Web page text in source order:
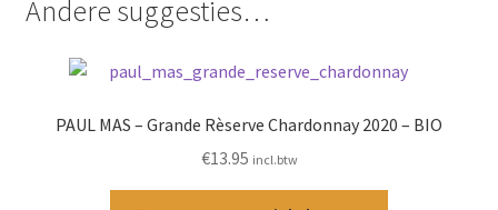
Andere suggesties…
PAUL MAS – Grande Rèserve Chardonnay 2020 – BIO
€13.95 incl.btw